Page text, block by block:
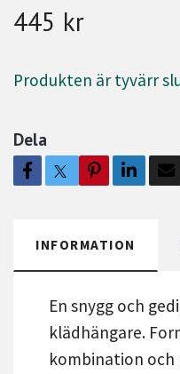
445 kr
Produkten är tyvärr
Dela
INFORMATION
En snygg och
klädhängare.
kombination